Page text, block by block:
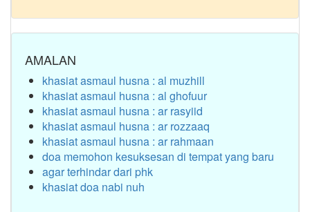
AMALAN
khasiat asmaul husna : al muzhill
khasiat asmaul husna : al ghofuur
khasiat asmaul husna : ar rasyiid
khasiat asmaul husna : ar rozzaaq
khasiat asmaul husna : ar rahmaan
doa memohon kesuksesan di tempat yang baru
agar terhindar dari phk
khasiat doa nabi nuh